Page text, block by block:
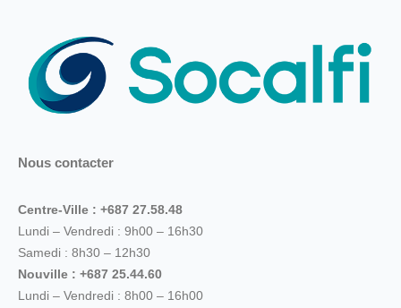
Nous contacter
Centre-Ville : +687 27.58.48
Lundi – Vendredi : 9h00 – 16h30
Samedi : 8h30 – 12h30
Nouville : +687 25.44.60
Lundi – Vendredi : 8h00 – 16h00